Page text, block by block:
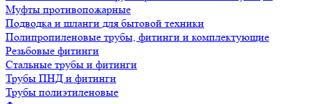
Муфты противопожарные
Подводка и шланги для бытовой техники
Полипропиленовые трубы, фитинги и комплектующие
Резьбовые фитинги
Стальные трубы и фитинги
Трубы ПНД и фитинги
Трубы полиэтиленовые